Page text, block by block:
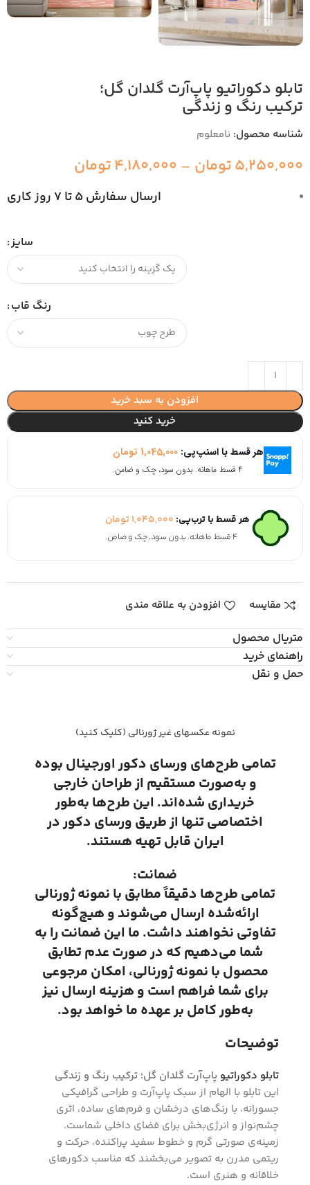
تابلو دکوراتیو پاپ‌آرت گلدان گل؛
ترکیب رنگ و زندگی
شناسه محصول: نامعلوم
5,250,000تومان –
4,180,000تومان
ارسال سفارش 5 تا 7 روز کاری
سایز
رنگ قاب
افزودن به سبد خرید
خرید کنید
هر قسط با اسنپ‌پی:1,045,000 تومان
۴ قسط ماهانه. بدون سود، چک و ضامن.
هر قسط با ترب‌پی: 1,045,000تومان
۴ قسط ماهانه. بدون سود، چک و ضامن.
مقایسه افزودن به علاقه مندی
متریال محصول
راهنمای خرید
حمل و نقل
نمونه عکسهای غیر ژورنالی (کلیک کنید)
تمامی طرح‌های ورسای دکور اورجینال بوده
و به‌صورت مستقیم از طراحان خارجی
خریداری شده‌اند. این طرح‌ها به‌طور
اختصاصی تنها از طریق ورسای دکور در
ایران قابل تهیه هستند.
ضمانت:
تمامی طرح‌ها دقیقاً مطابق با نمونه ژورنالی
ارائه‌شده ارسال می‌شوند و هیچ‌گونه
تفاوتی نخواهند داشت. ما این ضمانت را به
شما می‌دهیم که در صورت عدم تطابق
محصول با نمونه ژورنالی، امکان مرجوعی
برای شما فراهم است و هزینه ارسال نیز
به‌طور کامل بر عهده ما خواهد بود.
توضیحات
تابلو دکوراتیو پاپ‌آرت گلدان گل؛ ترکیب رنگ و زندگی
این تابلو با الهام از سبک پاپ‌آرت و طراحی گرافیکی
جسورانه، با رنگ‌های درخشان و فرم‌های ساده، اثری
چشم‌نواز و انرژی‌بخش برای فضای داخلی شماست.
زمینه‌ی صورتی گرم و خطوط سفید پراکنده، حرکت و
ریتمی مدرن به تصویر می‌بخشند که مناسب دکورهای
خلاقانه و هنری است.